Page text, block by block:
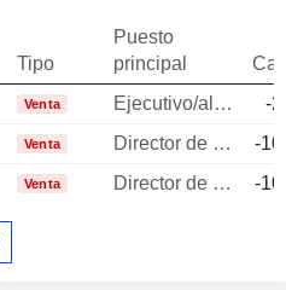
Tipo
Puesto
principal
Venta Ejecutivo/alto directivo
-
Venta Director de inversiones
-
Venta Director de inversiones -